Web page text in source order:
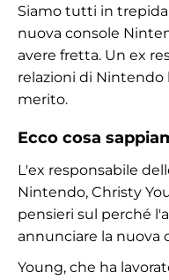
Siamo tutti in
nuova console
avere fretta. Un ex
relazioni di Nintendo
merito.
Ecco cosa
L'ex responsabile
Nintendo, Christy
pensieri sul perché
annunciare la nuova
Young, che ha